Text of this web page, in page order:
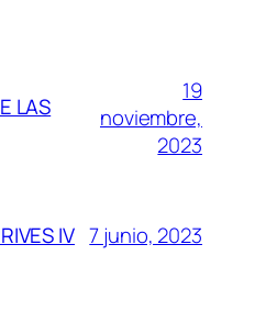
LAS
19
noviembre,
2023
IV 7 junio, 2023